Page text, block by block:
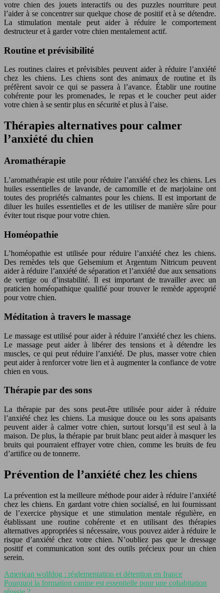
votre chien des jouets interactifs ou des puzzles nourriture peut
l’aider à se concentrer sur quelque chose de positif et à se détendre.
La stimulation mentale peut aider à réduire le comportement
destructeur et à garder votre chien mentalement actif.
Routine et prévisibilité
Les routines claires et prévisibles peuvent aider à réduire l’anxiété
chez les chiens. Les chiens sont des animaux de routine et ils
préfèrent savoir ce qui se passera à l’avance. Établir une routine
cohérente pour les promenades, le repas et le coucher peut aider
votre chien à se sentir plus en sécurité et plus à l’aise.
Thérapies alternatives pour calmer
l’anxiété du chien
Aromathérapie
L’aromathérapie est utile pour réduire l’anxiété chez les chiens. Les
huiles essentielles de lavande, de camomille et de marjolaine ont
toutes des propriétés calmantes pour les chiens. Il est important de
diluer les huiles essentielles et de les utiliser de manière sûre pour
éviter tout risque pour votre chien.
Homéopathie
L’homéopathie est utilisée pour réduire l’anxiété chez les chiens.
Des remèdes tels que Gelsemium et Argentum Nitricum peuvent
aider à réduire l’anxiété de séparation et l’anxiété due aux sensations
de vertige ou d’instabilité. Il est important de travailler avec un
praticien homéopathique qualifié pour trouver le remède approprié
pour votre chien.
Méditation à travers le massage
Le massage est utilisé pour aider à réduire l’anxiété chez les chiens.
Le massage peut aider à libérer des tensions et à détendre les
muscles, ce qui peut réduire l’anxiété. De plus, masser votre chien
peut aider à renforcer votre lien et à augmenter la confiance de votre
chien en vous.
Thérapie par des sons
La thérapie par des sons peut-être utilisée pour aider à réduire
l’anxiété chez les chiens. La musique douce ou les sons apaisants
peuvent aider à calmer votre chien, surtout lorsqu’il est seul à la
maison. De plus, la thérapie par bruit blanc peut aider à masquer les
bruits qui pourraient effrayer votre chien, comme les bruits de feu
d’artifice ou de tonnerre.
Prévention de l’anxiété chez les chiens
La prévention est la meilleure méthode pour aider à réduire l’anxiété
chez les chiens. En gardant votre chien socialisé, en lui fournissant
de l’exercice physique et une stimulation mentale régulière, en
établissant une routine cohérente et en utilisant des thérapies
alternatives appropriées si nécessaire, vous pouvez aider à réduire le
risque d’anxiété chez votre chien. N’oubliez pas que le dressage
positif et communication sont des outils précieux pour un chien
serein.
American wolfdog : réglementation et détention en france
Pourquoi la formation canine est essentielle pour une cohabitation